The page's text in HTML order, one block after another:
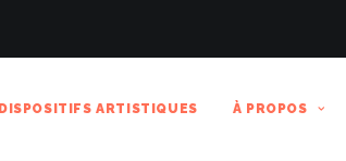
DISPOSITIFS ARTISTIQUES À PROPOS